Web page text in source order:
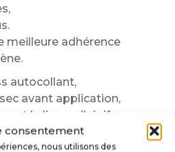
consentement
nous utilisons des
meilleure adhérence
autocollant,
avant application,
le liner adhésif.
vers les bords permet
et sans bulle.